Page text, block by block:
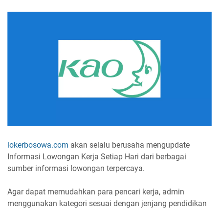
lokerbosowa.com akan selalu berusaha mengupdate
Informasi Lowongan Kerja Setiap Hari dari berbagai
sumber informasi lowongan terpercaya.
Agar dapat memudahkan para pencari kerja, admin
menggunakan kategori sesuai dengan jenjang pendidikan